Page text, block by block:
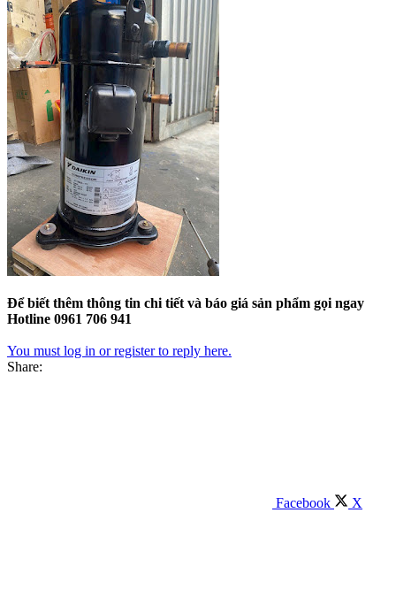
Để biết thêm thông tin chi tiết và báo giá sản phẩm gọi ngay
Hotline 0961 706 941
You must log in or register to reply here.
Share:
Facebook X